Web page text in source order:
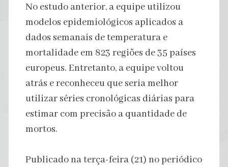
No estudo anterior, a equipe utilizou
modelos epidemiológicos aplicados a
dados semanais de temperatura e
mortalidade em 823 regiões de 35 países
europeus. Entretanto, a equipe voltou
atrás e reconheceu que seria melhor
utilizar séries cronológicas diárias para
estimar com precisão a quantidade de
mortos.
Publicado na terça-feira (21) no periódico